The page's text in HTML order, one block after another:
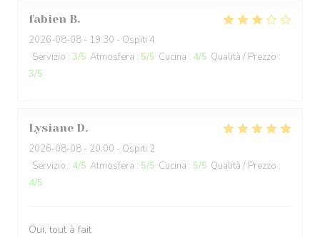
fabien B
2026-08-08 - 19:30 - Ospiti 4
Servizio : 3/5 Atmosfera : 5/5 Cucina : 4/5 Qualità / Prezzo :
3/5
Lysiane D
2026-08-08 - 20:00 - Ospiti 2
Servizio : 4/5 Atmosfera : 5/5 Cucina : 5/5 Qualità / Prezzo :
4/5
Oui, tout à fait